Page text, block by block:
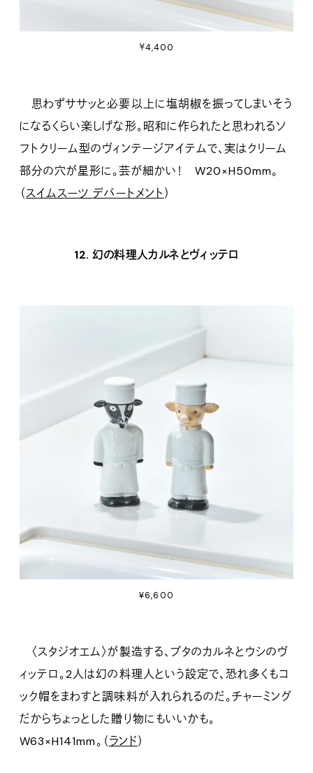
￥4,400
思わずササッと必要以上に塩胡椒を振ってしまいそう
になるくらい楽しげな形。昭和に作られたと思われるソ
フトクリーム型のヴィンテージアイテムで、実はクリーム
部分の穴が星形に。芸が細かい！ W20×H50mm。
（スイムスーツ デパートメント）
12. 幻の料理人カルネとヴィッテロ
¥6,600
〈スタジオエム〉が製造する、ブタのカルネとウシのヴ
ィッテロ。2人は幻の料理人という設定で、恐れ多くもコ
ック帽をまわすと調味料が入れられるのだ。チャーミング
だからちょっとした贈り物にもいいかも。
W63×H141mm。（ランド）